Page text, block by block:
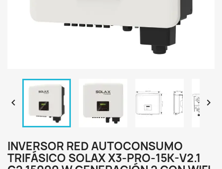
 
INVERSOR RED AUTOCONSUMO
TRIFÁSICO SOLAX X3-PRO-15K-V2.1